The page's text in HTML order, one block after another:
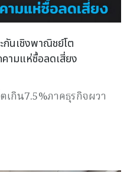
นเชิงพาณิชย์โต
ามแห่ซื้อลดเสี่ยง
กิน7.5%ภาคธุรกิจผวา